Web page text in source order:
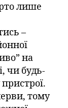
лише
–
на
чи будь-
тому